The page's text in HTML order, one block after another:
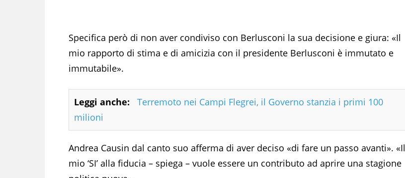
Specifica però di non aver condiviso con Berlusconi la sua decisione e giura: «Il
mio rapporto di stima e di amicizia con il presidente Berlusconi è immutato e
immutabile».
Leggi anche:
Terremoto nei Campi Flegrei, il Governo stanzia i primi 100
milioni
Andrea Causin dal canto suo afferma di aver deciso «di fare un passo avanti». «Il
mio ‘SI’ alla fiducia – spiega – vuole essere un contributo ad aprire una stagione